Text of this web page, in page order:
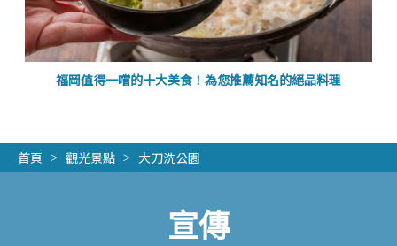
福岡值得一嚐的十大美食！為您推薦知名的絕品料理
首頁 觀光景點 大刀洗公園
宣傳